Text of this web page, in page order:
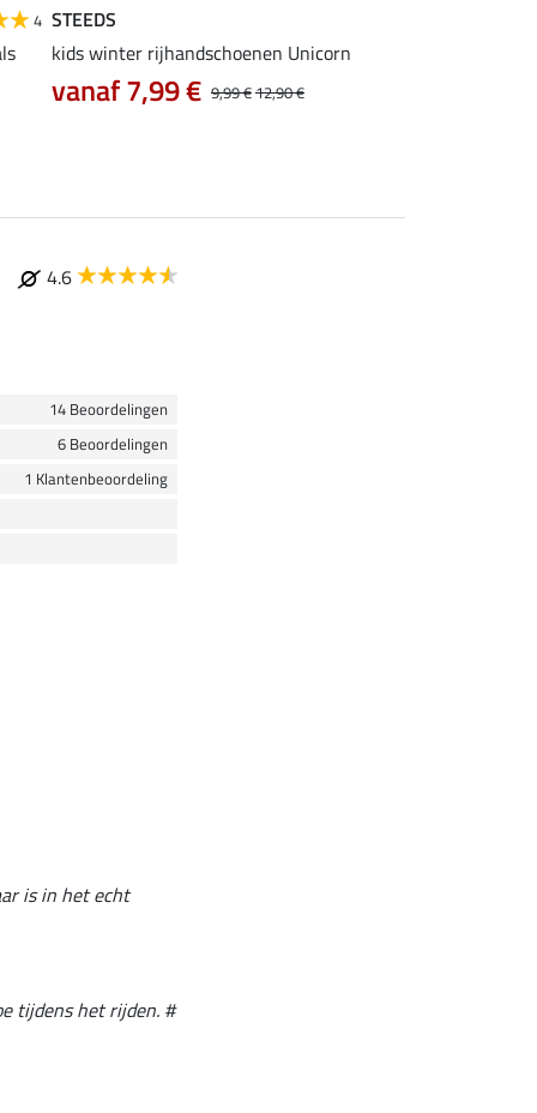
4 STEEDS
kids winter rijhandschoenen Unicorn
9,99 €12,90 €
vanaf 7,99 €
4.6
14 Beoordelingen
6 Beoordelingen
1 Klantenbeoordeling
is in het echt
tijdens het rijden. #